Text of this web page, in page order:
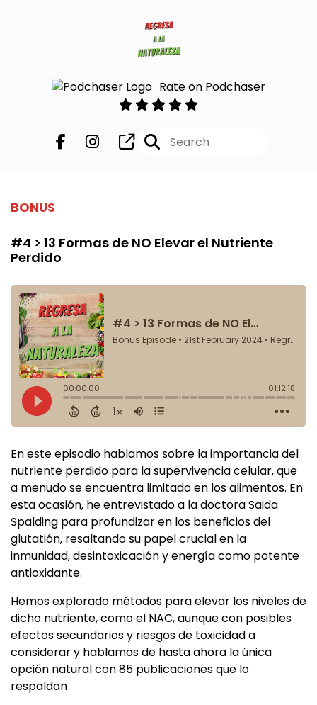
Rate on Podchaser
BONUS
#4 > 13 Formas de NO Elevar el Nutriente
Perdido
En este episodio hablamos sobre la importancia del
nutriente perdido para la supervivencia celular, que
a menudo se encuentra limitado en los alimentos. En
esta ocasión, he entrevistado a la doctora Saida
Spalding para profundizar en los beneficios del
glutatión, resaltando su papel crucial en la
inmunidad, desintoxicación y energía como potente
antioxidante.
Hemos explorado métodos para elevar los niveles de
dicho nutriente, como el NAC, aunque con posibles
efectos secundarios y riesgos de toxicidad a
considerar y hablamos de hasta ahora la única
opción natural con 85 publicaciones que lo
respaldan